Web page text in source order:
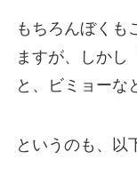
もちろんぼくも
ますが、しかし
と、ビミョーな
というのも、以